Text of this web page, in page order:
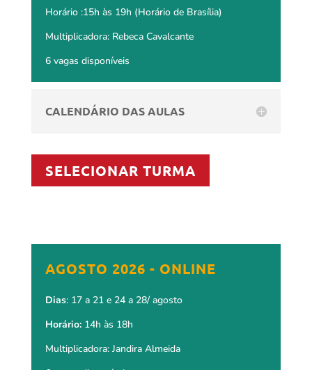
Horário :15h às 19h (Horário de Brasília)
Multiplicadora: Rebeca Cavalcante
6 vagas disponíveis
CALENDÁRIO DAS AULAS
SELECIONAR TURMA
AGOSTO 2026 - ONLINE
Dias: 17 a 21 e 24 a 28/ agosto
Horário:14h às 18h
Multiplicadora: Jandira Almeida